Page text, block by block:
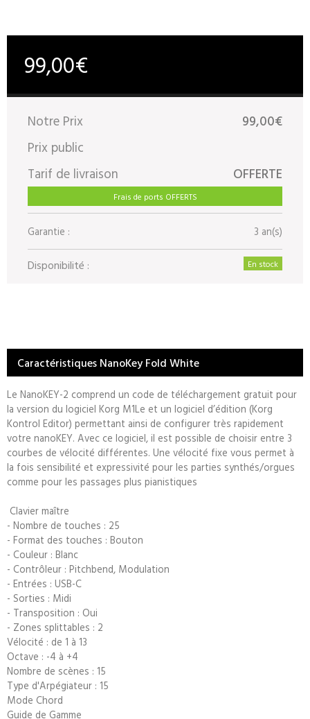
99,00€
Notre Prix
99,00€
Prix public
Tarif de livraison
OFFERTE
Frais de ports OFFERTS
Garantie : 3 an(s)
Disponibilité : En stock
Caractéristiques NanoKey Fold White
Le NanoKEY-2 comprend un code de téléchargement gratuit pour
la version du logiciel Korg M1Le et un logiciel d’édition (Korg
Kontrol Editor) permettant ainsi de configurer très rapidement
votre nanoKEY. Avec ce logiciel, il est possible de choisir entre 3
courbes de vélocité différentes. Une vélocité fixe vous permet à
la fois sensibilité et expressivité pour les parties synthés/orgues
comme pour les passages plus pianistiques
Clavier maître
- Nombre de touches : 25
- Format des touches : Bouton
- Couleur : Blanc
- Contrôleur : Pitchbend, Modulation
- Entrées : USB-C
- Sorties : Midi
- Transposition : Oui
- Zones splittables : 2
Vélocité : de 1 à 13
Octave : -4 à +4
Nombre de scènes : 15
Type d'Arpégiateur : 15
Mode Chord
Guide de Gamme